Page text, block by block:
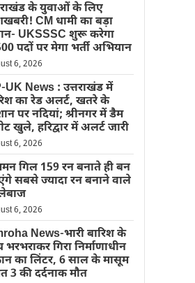
के युवाओं के लिए
CM धामी का बड़ा
UKSSSC शुरू करेगा
पदों पर मेगा भर्ती अभियान
6, 2026
UK News : उत्तराखंड में
का रेड अलर्ट, खतरे के
पर नदियां; श्रीनगर में डैम
खुले, हरिद्वार में अलर्ट जारी
6, 2026
गिल 159 रन बनाते ही बन
सबसे ज्यादा रन बनाने वाले
6, 2026
News-भारी बारिश के
भरभराकर गिरा निर्माणाधीन
का लिंटर, 6 साल के मासूम
3 की दर्दनाक मौत